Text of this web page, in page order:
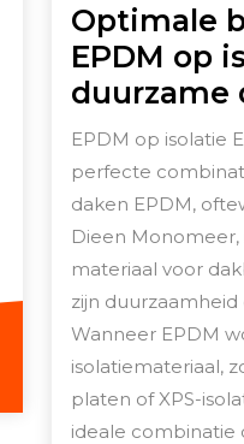
Optimale
EPDM op
duurzame
EPDM op isolatie
perfecte
daken EPDM,
Dieen
materiaal voor
zijn
Wanneer EPDM
isolatiemateriaal,
platen of XPS-
ideale combinatie